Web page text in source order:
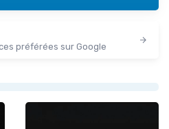
préférées sur Google